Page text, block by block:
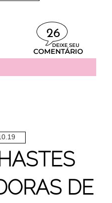
26
DE